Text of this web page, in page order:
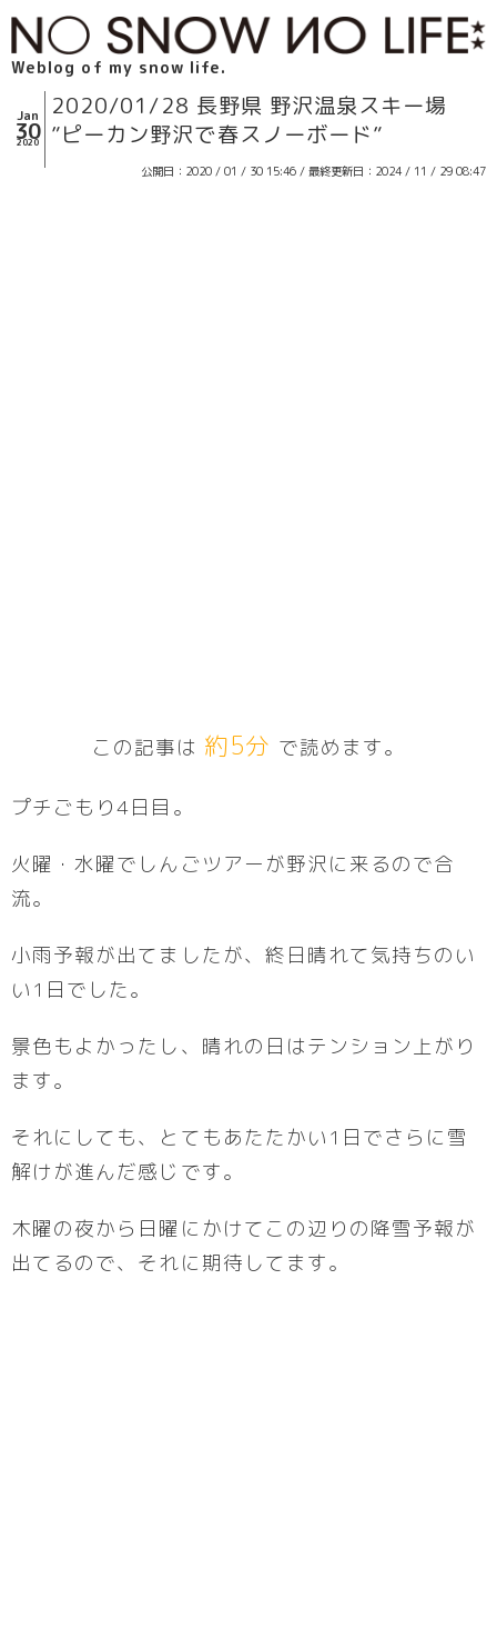
Weblog of my snow life.
Jan
30
2020
2020/01/28 長野県 野沢温泉スキー場
”ピーカン野沢で春スノーボード”
公開日：2020 / 01 / 30 15:46 / 最終更新日：2024 / 11 / 29 08:47
この記事は 約5分 で読めます。
プチごもり4日目。
火曜・水曜でしんごツアーが野沢に来るので合
流。
小雨予報が出てましたが、終日晴れて気持ちのい
い1日でした。
景色もよかったし、晴れの日はテンション上がり
ます。
それにしても、とてもあたたかい1日でさらに雪
解けが進んだ感じです。
木曜の夜から日曜にかけてこの辺りの降雪予報が
出てるので、それに期待してます。